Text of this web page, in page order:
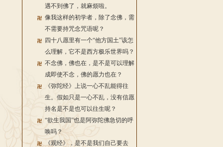
遇不到佛了，就麻烦啦。
像我这样的初学者，除了念佛，需
不需要持咒念咒语呢？
四十八愿里有一个“他方国土”该怎
么理解，它不是西方极乐世界吗？
不念佛，佛也在，是不是可以理解
成即使不念，佛的愿力也在？
《弥陀经》上说一心不乱能得往
生。假如只是一心不乱，没有信愿
持名是不是也可以往生呢？
“欲生我国”也是阿弥陀佛急切的呼
唤吗？
《观经》，是不是我们自己要去